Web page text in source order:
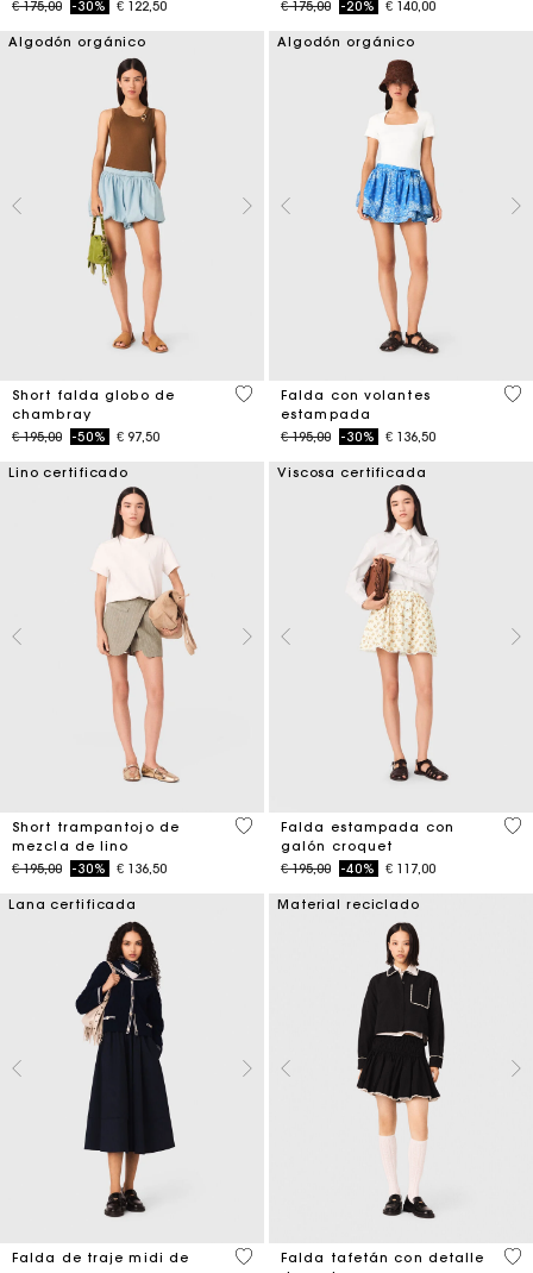
Price reduced from
€ 175,00to-30% € 122,50
Price reduced from
€ 175,00to-20% € 140,00
Algodón orgánico
Short falda globo de
chambray
Price reduced from
€ 195,00to-50% € 97,50
5 out of 5 Customer Rating
Algodón orgánico
Falda con volantes
estampada
Price reduced from
€ 195,00to-30% € 136,50
3,7
Lino certificado
Short trampantojo de
mezcla de lino
Price reduced from
€ 195,00to-30% € 136,50
4,6 out of 5 Customer Rating
Viscosa certificada
Falda estampada con
galón croquet
Price reduced from
€ 195,00to-40% € 117,00
5
Lana certificada
Falda de traje midi de
4,5 out of 5 Customer Rating
Material reciclado
Falda tafetán con detalle
4,7